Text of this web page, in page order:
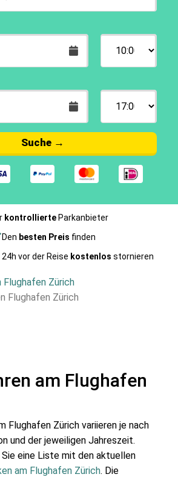
Suche →
kontrollierteParkanbieter
Den besten Preis finden
vor der Reise kostenlos stornieren
Flughafen Zürich
Flughafen Zürich
am Flughafen
Flughafen Zürich variieren je nach
und der jeweiligen Jahreszeit.
eine Liste mit den aktuellen
am Flughafen Zürich. Die